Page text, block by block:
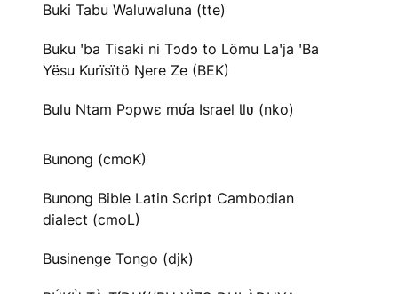
Buki Tabu Waluwaluna (tte)
Buku ꞌba Tisaki ni Tɔdɔ to Lömu Laꞌja ꞌBa
Yësu Kurïsïtö Ŋere Ze (BEK)
Bulu Ntam Pɔpwɛ mʋ́a Israel Ɩlʋ (nko)
Bunong (cmoK)
Bunong Bible Latin Script Cambodian
dialect (cmoL)
Businenge Tongo (djk)